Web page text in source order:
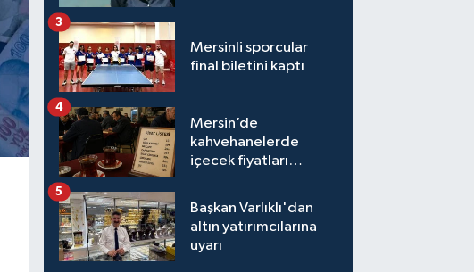
Mersinli sporcular
final biletini kaptı
3
Mersin’de
kahvehanelerde
içecek fiyatları
4
Başkan Varlıklı'dan
altın yatırımcılarına
uyarı
5